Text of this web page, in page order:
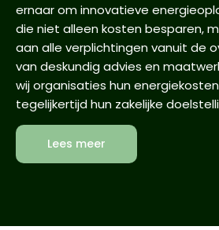
ernaar om innovatieve
die niet alleen kosten besparen,
aan alle verplichtingen vanuit de
van deskundig advies en
wij organisaties hun
tegelijkertijd hun zakelijke
Lees meer